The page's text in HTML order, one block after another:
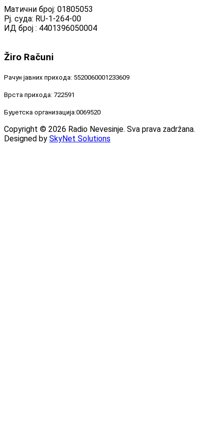
Матични број: 01805053
Рј. суда: RU-1-264-00
ИД број : 4401396050004
Žiro Računi
Рачун јавних прихода: 5520060001233609
Врста прихода: 722591
Буџетска организација:0069520
Copyright © 2026 Radio Nevesinje. Sva prava zadržana.
Designed by SkyNet Solutions